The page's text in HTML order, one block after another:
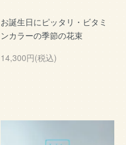
お誕生日にピッタリ・ビタミ
ンカラーの季節の花束
14,300円(税込)